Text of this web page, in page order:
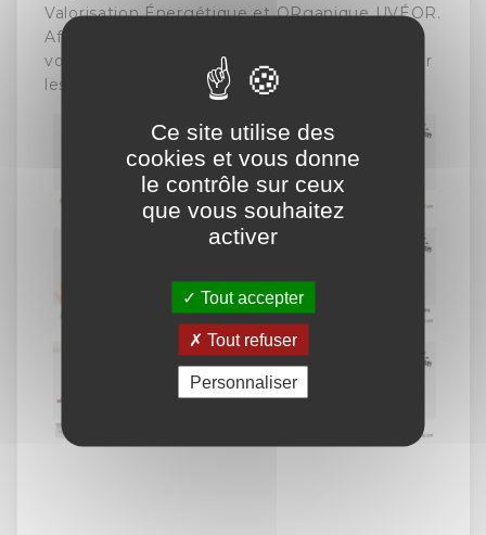
Valorisation Énergétique et ORganique UVÉOR.
Afin de rendre visibles ces ERREURS DE TRI,
voici quelques exemples des posts diffusés sur
les réseaux sociaux du SYSEM.
Ce site utilise des
cookies et vous donne
le contrôle sur ceux
que vous souhaitez
activer
Tout accepter
Tout refuser
Personnaliser